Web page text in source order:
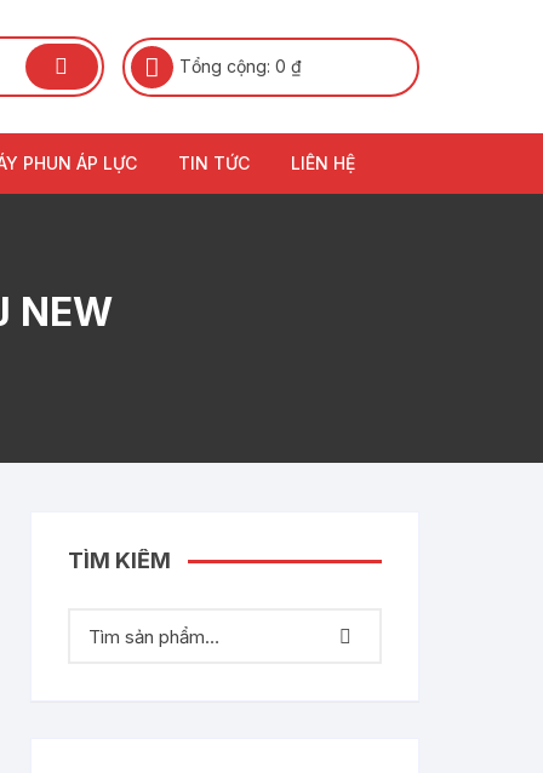
Tổng cộng: 0 ₫
PHUN ÁP LỰC TIN TỨC LIÊN HỆ
NEW
TÌM KIẾM